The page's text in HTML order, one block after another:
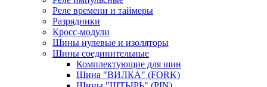
Реле времени и таймеры
Разрядники
Кросс-модули
Шины нулевые и изоляторы
Шины соединительные
Комплектующие для шин
Шина "ВИЛКА" (FORK)